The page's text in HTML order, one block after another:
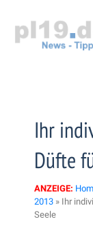
springen
Ihr
Düfte
ANZEIGE:
2013 » Ihr
Seele